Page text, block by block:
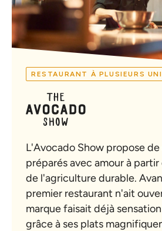
RESTAURANT À PLUSIEURS
L'Avocado Show propose
préparés avec amour à
de l'agriculture durable.
premier restaurant n'ait
marque faisait déjà
grâce à ses plats